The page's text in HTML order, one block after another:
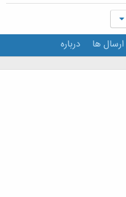
ارسال ها درباره